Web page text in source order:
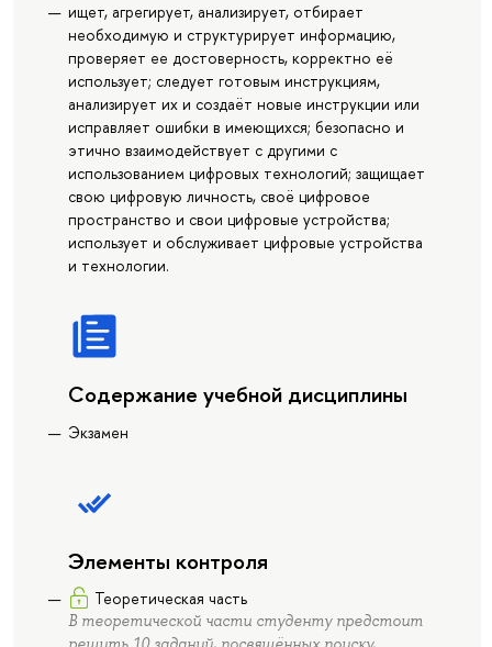
ищет, агрегирует, анализирует, отбирает
необходимую и структурирует информацию,
проверяет ее достоверность, корректно её
использует; следует готовым инструкциям,
анализирует их и создаёт новые инструкции или
исправляет ошибки в имеющихся; безопасно и
этично взаимодействует с другими с
использованием цифровых технологий; защищает
свою цифровую личность, своё цифровое
пространство и свои цифровые устройства;
использует и обслуживает цифровые устройства
и технологии.
Содержание учебной дисциплины
Экзамен
Элементы контроля
Теоретическая часть
В теоретической части студенту предстоит